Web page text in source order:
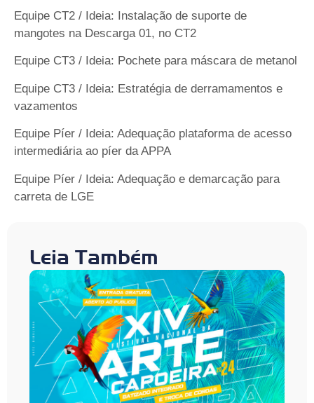
Equipe CT2 / Ideia: Instalação de suporte de
mangotes na Descarga 01, no CT2
Equipe CT3 / Ideia: Pochete para máscara de metanol
Equipe CT3 / Ideia: Estratégia de derramamentos e
vazamentos
Equipe Píer / Ideia: Adequação plataforma de acesso
intermediária ao píer da APPA
Equipe Píer / Ideia: Adequação e demarcação para
carreta de LGE
Leia Também